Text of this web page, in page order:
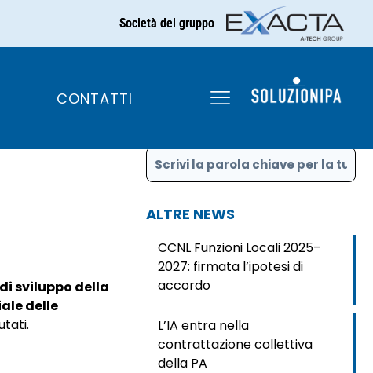
Società del gruppo
CONTATTI
PA
sviluppo della
delle
ALTRE NEWS
CCNL Funzioni Locali 2025–
2027: firmata l’ipotesi di
accordo
L’IA entra nella
contrattazione collettiva
della PA